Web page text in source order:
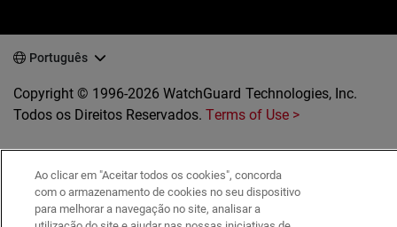
Português
Copyright © 1996-2026 WatchGuard Technologies, Inc.
Todos os Direitos Reservados.Terms of Use >
Ao clicar em "Aceitar todos os cookies", concorda
com o armazenamento de cookies no seu dispositivo
para melhorar a navegação no site, analisar a